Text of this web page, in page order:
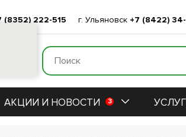
(8352) 222-515 г. Ульяновск +7 (8422)
АКЦИИ И НОВОСТИ 3